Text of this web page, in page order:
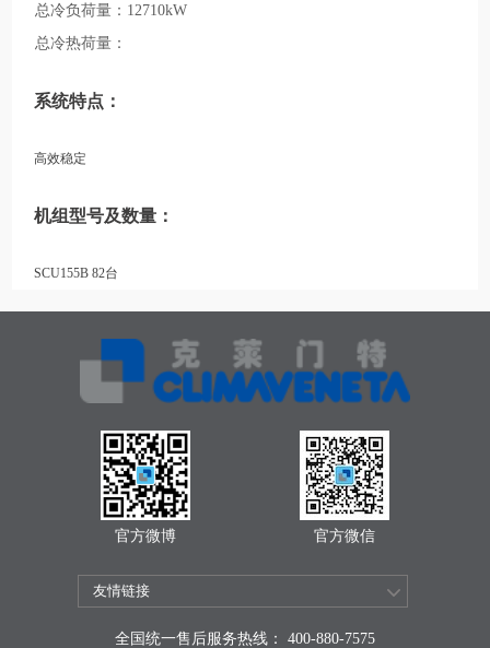
总冷负荷量：12710kW
总冷热荷量：
系统特点：
高效稳定
机组型号及数量：
SCU155B 82台
官方微博 官方微信
全国统一售后服务热线： 400-880-7575